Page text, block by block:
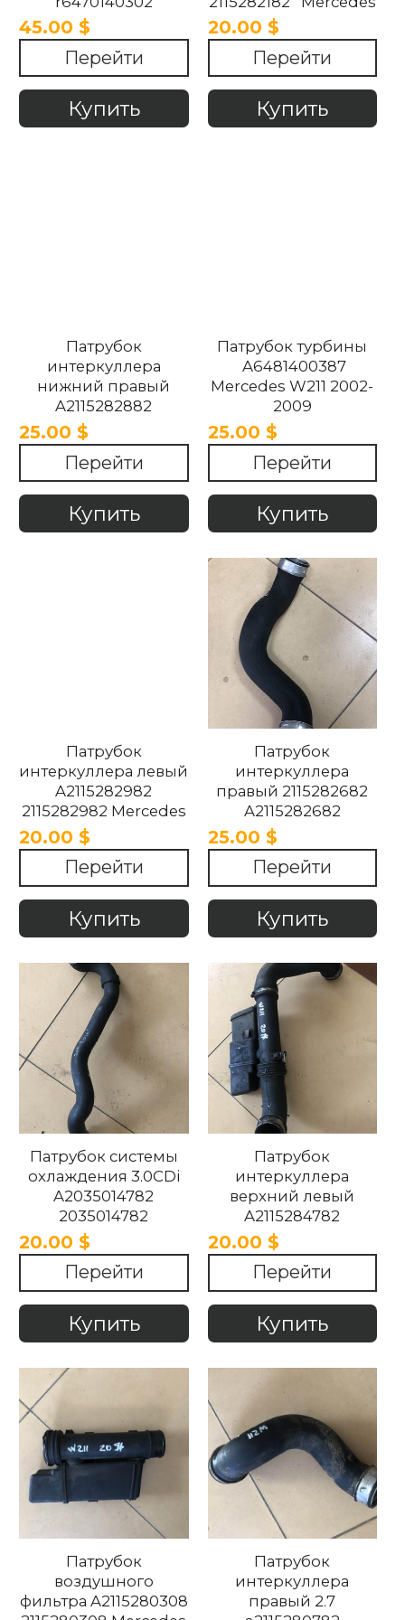
Mercedes W211 2002-
2009
45.00 $
Перейти
Купить
W211 2002-2009
20.00 $
Перейти
Купить
Патрубок
интеркуллера
нижний правый
A2115282882
2115282882 Mercedes
W211 2002-2009
25.00 $
Перейти
Купить
Патрубок турбины
A6481400387
Mercedes W211 2002-
2009
25.00 $
Перейти
Купить
Патрубок
интеркуллера левый
A2115282982
2115282982 Mercedes
W11 2002-2009
20.00 $
Перейти
Купить
Патрубок
интеркуллера
правый 2115282682
A2115282682
Mercedes W11 2002-
2009
25.00 $
Перейти
Купить
Патрубок системы
охлаждения 3.0CDi
A2035014782
2035014782
MERCEDES R-CLASS
W203 2002-2009
20.00 $
Перейти
Купить
Патрубок
интеркуллера
верхний левый
A2115284782
2115284782
MERCEDES R-CLASS
W211 2002-2009
20.00 $
Перейти
Купить
Патрубок
воздушного
фильтра A2115280308
Патрубок
интеркуллера
правый 2.7